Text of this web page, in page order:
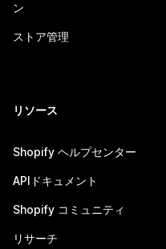
ン
ストア管理
リソース
Shopify ヘルプセンター
APIドキュメント
Shopify コミュニティ
リサーチ